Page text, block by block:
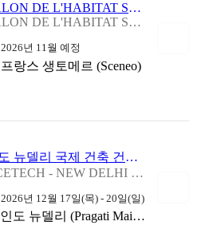
SALON DE L'HABITAT SCENEO LONGUENESSE 2026
SALON DE L'HABITAT SCENEO LONGUENESSE 2026
2026년 11월 예정
프랑스 생토메르 (Sceneo)
인도 뉴델리 국제 건축 건설 기술 박람회 2026
ACETECH - NEW DELHI 2026
2026년 12월 17일(목) - 20일(일)
인도 뉴델리 (Pragati Maidan)